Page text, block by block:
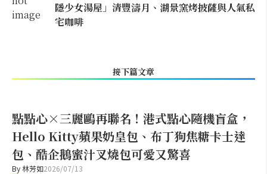
隱少女湯屋」清豐濤月、湖景窯烤披薩與人氣私
宅咖啡
接下篇文章
點點心×三麗鷗再聯名！港式點心隨機盲盒，
Hello Kitty蘋果奶皇包、布丁狗焦糖卡士達
包、酷企鵝蜜汁叉燒包可愛又驚喜
By林芳如2026/07/13